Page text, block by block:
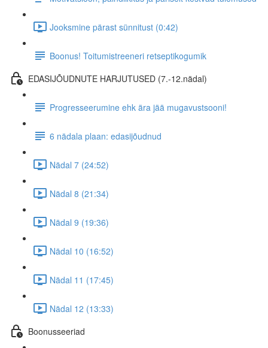
Jooksmine pärast sünnitust (0:42)
Boonus! Toitumistreeneri retseptikogumik
EDASIJÕUDNUTE HARJUTUSED (7.-12.nädal)
Progresseerumine ehk ära jää mugavustsooni!
6 nädala plaan: edasijõudnud
Nädal 7 (24:52)
Nädal 8 (21:34)
Nädal 9 (19:36)
Nädal 10 (16:52)
Nädal 11 (17:45)
Nädal 12 (13:33)
Boonusseeriad